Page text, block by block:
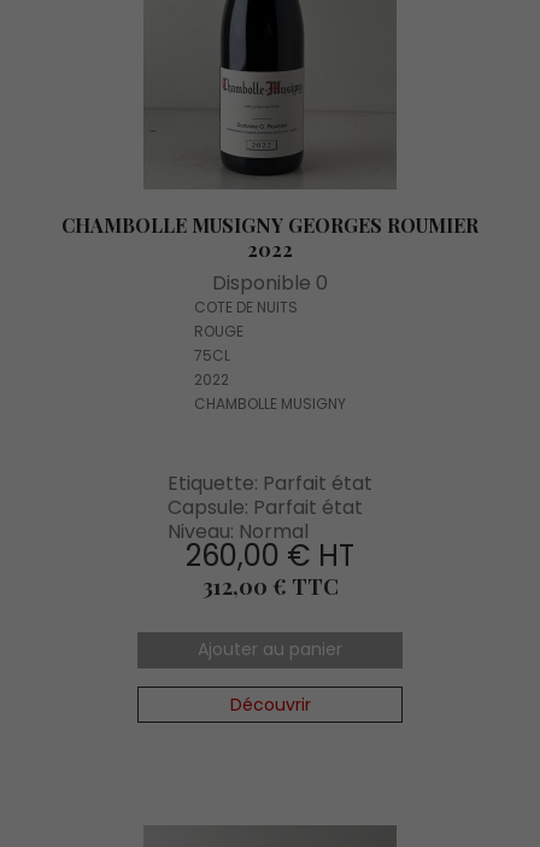
CHAMBOLLE MUSIGNY GEORGES ROUMIER
2022
Disponible 0
COTE DE NUITS
ROUGE
75CL
2022
CHAMBOLLE MUSIGNY
Etiquette: Parfait état
Capsule: Parfait état
Niveau: Normal
260,00 € HT
Prix
312,00 € TTC
Ajouter au panier
Découvrir